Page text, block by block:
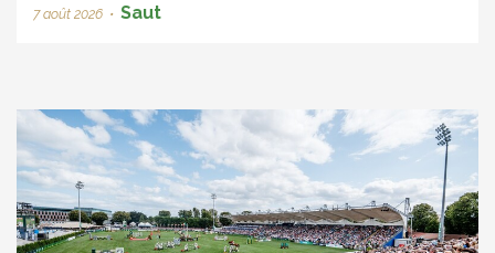
7 août 2026 • Saut